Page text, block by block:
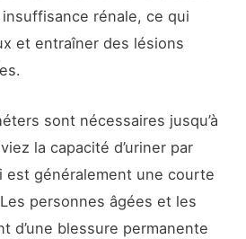
rénale, ce qui
et entraîner des lésions
sont nécessaires jusqu’à
la capacité d’uriner par
est généralement une courte
personnes âgées et les
d’une blessure permanente